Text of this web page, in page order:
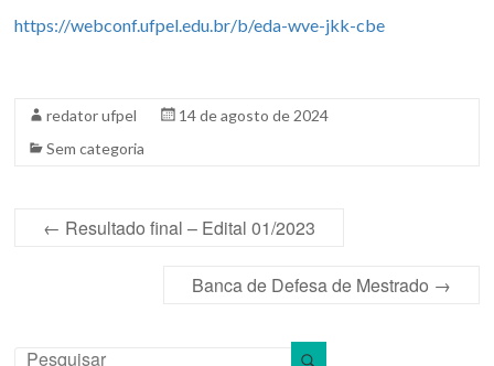
https://webconf.ufpel.edu.br/b/eda-wve-jkk-cbe
redator ufpel
14 de agosto de 2024
Sem categoria
← Resultado final – Edital 01/2023
Banca de Defesa de Mestrado →